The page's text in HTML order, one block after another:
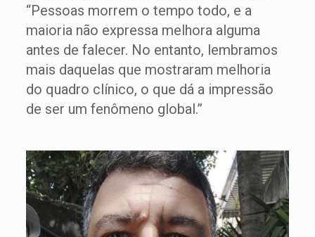
“Pessoas morrem o tempo todo, e a
maioria não expressa melhora alguma
antes de falecer. No entanto, lembramos
mais daquelas que mostraram melhoria
do quadro clínico, o que dá a impressão
de ser um fenômeno global.”